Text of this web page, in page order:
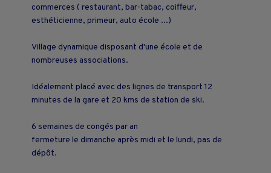
commerces ( restaurant, bar-tabac, coiffeur,
esthéticienne, primeur, auto école ...)
Village dynamique disposant d'une école et de
nombreuses associations.
Idéalement placé avec des lignes de transport 12
minutes de la gare et 20 kms de station de ski.
6 semaines de congés par an
fermeture le dimanche après midi et le lundi, pas de
dépôt.